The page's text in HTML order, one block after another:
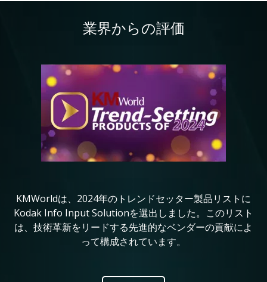
業界からの評価
KMWorldは、2024年のトレンドセッター製品リストに
Kodak Info Input Solutionを選出しました。このリスト
は、技術革新をリードする先進的なベンダーの貢献によ
って構成されています。